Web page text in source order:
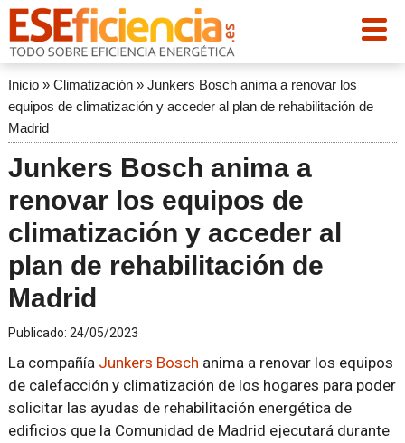
Inicio» Climatización» Junkers Bosch anima a renovar los
equipos de climatización y acceder al plan de rehabilitación de
Madrid
Junkers Bosch anima a
renovar los equipos de
climatización y acceder al
plan de rehabilitación de
Madrid
Publicado: 24/05/2023
La compañía Junkers Bosch anima a renovar los equipos
de calefacción y climatización de los hogares para poder
solicitar las ayudas de rehabilitación energética de
edificios que la Comunidad de Madrid ejecutará durante